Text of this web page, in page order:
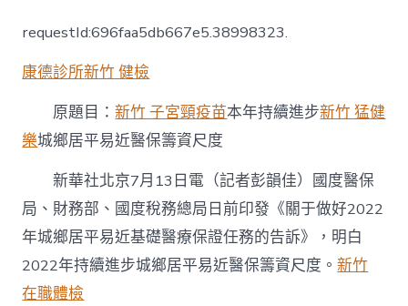
持
續
診
檢
步
城
鄉
居
平
易
requestId:696faa5db667e5.38998323.
康德診所新竹 健檢
原題目：新竹 子宮頸疫苗本年持續進步新竹 猛健
樂城鄉居平易近醫保籌資尺度
新華社北京7月13日電（記者彭韻佳）國度醫保
局、財務部、國度稅務總局日前印發《關于做好2022
年城鄉居平易近基礎醫療保證任務的告訴》，明白
2022年持續進步城鄉居平易近醫保籌資尺度。新竹
在職體檢